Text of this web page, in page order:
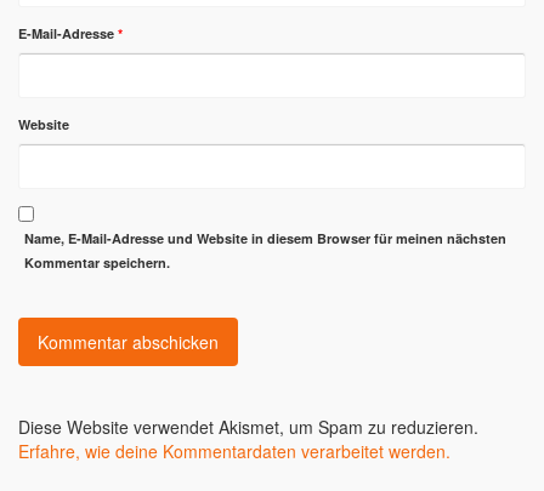
E-Mail-Adresse *
Website
Name, E-Mail-Adresse und Website in diesem Browser für meinen nächsten
Kommentar speichern.
Diese Website verwendet Akismet, um Spam zu reduzieren.
Erfahre, wie deine Kommentardaten verarbeitet werden.